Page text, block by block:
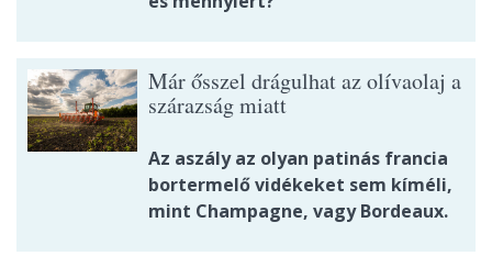
Már ősszel drágulhat az olívaolaj a
szárazság miatt
Az aszály az olyan patinás francia
bortermelő vidékeket sem kíméli,
mint Champagne, vagy Bordeaux.